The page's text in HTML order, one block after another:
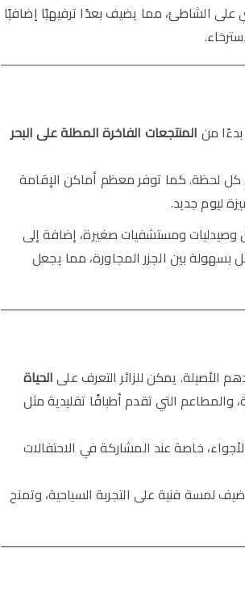
على الشاطئ، مما يضيف بعدًا ترفيهيًا إضافيًا
من المنتجعات الفاخرة المطلة على البحر
في كل لحظة. كما توفر معظم أماكن الإقامة
ليوم جديد.
وصيدليات ومستشفيات صغيرة، إضافة إلى
بسهولة بين الجزر المجاورة، مما يجعل
الأصيلة. يمكن للزائر التعرف علىالحياة
والمطاعم التي تقدم أطباقًا تقليدية مثل
خاصة عند المشاركة في الاحتفالات
لمسة فنية على التجربة السياحية، وتمنح